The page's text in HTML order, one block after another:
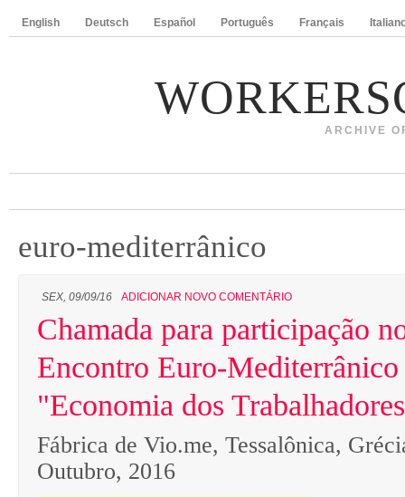
English Deutsch Español Português Français
ARCHIVE
euro-mediterrânico
SEX, 09/09/16 ADICIONAR NOVO COMENTÁRIO
Chamada para participação
Encontro Euro-Mediterrânico
"Economia dos
Fábrica de Vio.me, Tessalônica,
Outubro, 2016